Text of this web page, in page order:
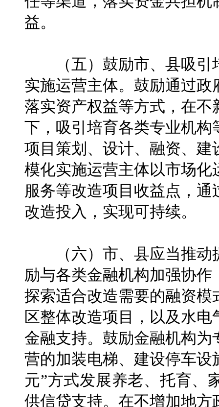
益。
（五）鼓励市、县吸引
实施运营主体。鼓励通过
落实资产权益等方式，在
下，吸引培育各类专业机
项目策划、设计、融资、
模化实施运营主体以市场
服务等改造项目收益点，
改造投入，实现可持续。
（六）市、县应当推动
励与各类金融机构加强协
探索适合改造需要的融资
区整体改造项目，以及水
金融支持。鼓励金融机构
营的加装电梯、建设停车设
元”方式发展养老、托育、
供信贷支持。在不增加地